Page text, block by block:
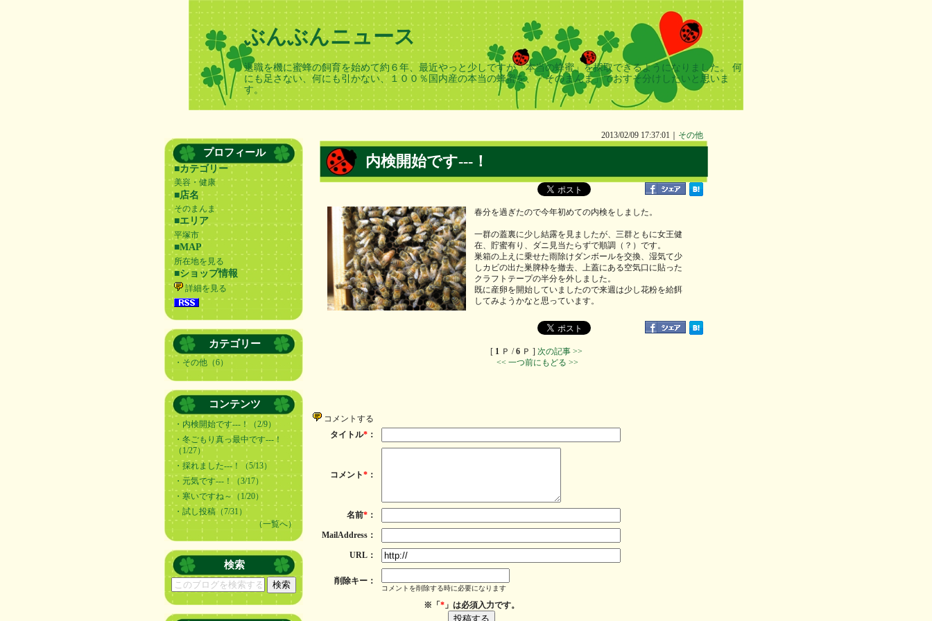
ぶんぶんニュース
退職を機に蜜蜂の飼育を始めて約６年、最近やっと少しですが「本当の蜂蜜」を採取できるようになりました。 何
にも足さない、何にも引かない、１００％国内産の本当の蜂蜜を、「そのまんま」でおすそ分けしたいと思いま
す。
プロフィール
■カテゴリー
美容・健康
■店名
そのまんま
■エリア
平塚市
■MAP
所在地を見る
■ショップ情報
詳細を見る
カテゴリー
・その他（6）
コンテンツ
・ 内検開始です---！（2/9）
・冬ごもり真っ最中です---！
（1/27）
・採れました‐‐‐！（5/13）
・ 元気です‐‐‐！（3/17）
・寒いですね～（1/20）
・試し投稿（7/31）
（一覧へ）
検索
2013/02/09 17:37:01｜ その他
内検開始です---！
春分を過ぎたので今年初めての内検をしました。
一群の蓋裏に少し結露を見ましたが、三群ともに女王健
在、貯蜜有り、ダニ見当たらずで順調（？）です。
巣箱の上えに乗せた雨除けダンボールを交換、湿気て少
しカビの出た巣脾枠を撤去、上蓋にある空気口に貼った
クラフトテープの半分を外しました。
既に産卵を開始していましたので来週は少し花粉を給餌
してみようかなと思っています。
[ 1Ｐ /6Ｐ ] 次の記事 >>
<< 一つ前にもどる >>
コメントする
タイトル* ：
コメント* ：
名前* ：
MailAddress：
URL：
削除キー：
コメントを削除する時に必要になります
※「 *」は必須入力です。